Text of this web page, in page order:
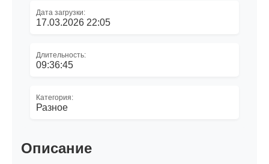
Дата загрузки:
17.03.2026 22:05
Длительность:
09:36:45
Категория:
Разное
Описание